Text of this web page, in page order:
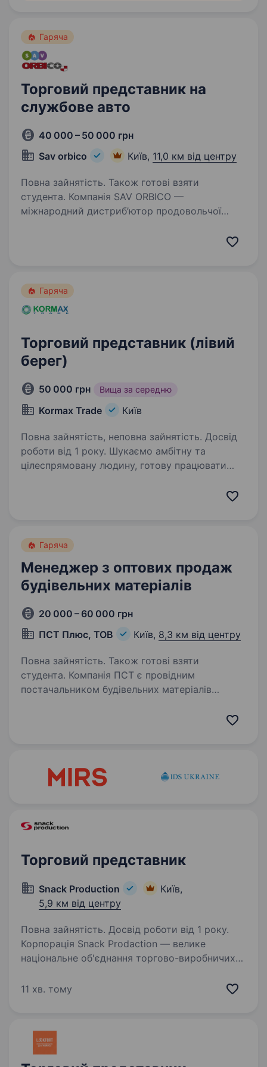
Гаряча
Торговий представник на
службове авто
40 000 – 50 000 грн
Sav orbico
Київ, 11,0 км від центру
Повна зайнятість. Також готові взяти
студента. Компанія SAV ORBICO —
міжнародний дистриб’ютор продовольчої
Гаряча
Торговий представник (лівий
берег)
50 000 грн Вища за середню
Kormax Trade Київ
Повна зайнятість, неповна зайнятість. Досвід
роботи від 1 року. Шукаємо амбітну та
цілеспрямовану людину, готову працювати
продажів. Приєднуйтесь до нашої команди,
Гаряча
Менеджер з оптових продаж
будівельних матеріалів
20 000 – 60 000 грн
ПСТ Плюс, ТОВ
Київ, 8,3 км від центру
Повна зайнятість. Також готові взяти
студента. Компанія ПСТ є провідним
постачальником будівельних матеріалів
Торговий представник
Snack Production
Київ,
5,9 км від центру
Повна зайнятість. Досвід роботи від 1 року.
Корпорація Snack Prodaction — велике
національне об'єднання торгово-виробничих
Санич, Big Bob, Chipster’s, Zeffir), являються
11 хв. тому